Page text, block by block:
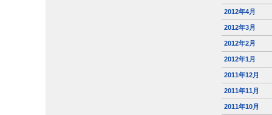
2012年4月
2012年3月
2012年2月
2012年1月
2011年12月
2011年11月
2011年10月